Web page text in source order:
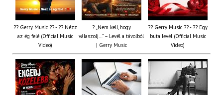
?? Gerry Music ?? - ?? Nézz
az ég felé (Official Music
Video)
? „Nem kell, hogy
válaszolj…” – Levél a távolból
| Gerry Music
?? Gerry Music ?? - ?? Egy
buta levél (Official Music
Video)